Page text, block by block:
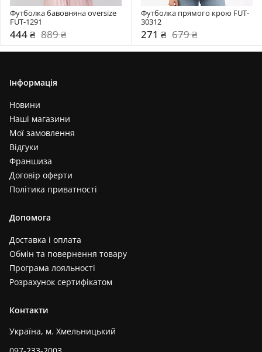
Футболка бавовняна oversize
FUT-1291
444 ₴ 889 ₴
Футболка прямого крою FUT-
30312
271 ₴ 679 ₴
Інформація
Новини
Наші магазини
Мої замовлення
Відгуки
Франшиза
Договір оферти
Політика приватності
Допомога
Доставка і оплата
Обмін та повернення товару
Програма лояльності
Розрахунок сертифікатом
Контакти
Україна, м. Хмельницький